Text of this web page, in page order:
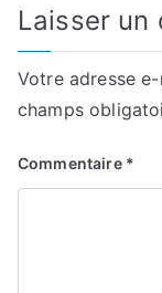
Laisser un
Votre adresse
champs
Commentaire *